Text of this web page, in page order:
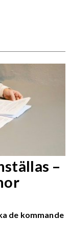
–
de kommande